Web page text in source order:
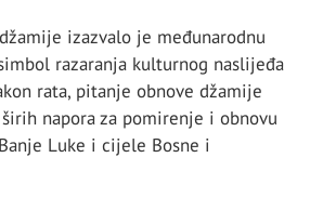
izazvalo je međunarodnu
razaranja kulturnog naslijeđa
rata, pitanje obnove džamije
napora za pomirenje i obnovu
Luke i cijele Bosne i